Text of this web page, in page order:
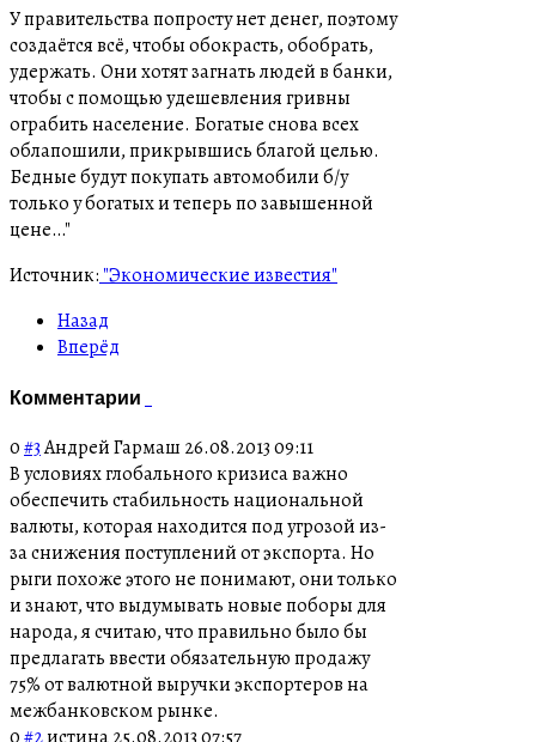
У правительства попросту нет денег, поэтому
создаётся всё, чтобы обокрасть, обобрать,
удержать. Они хотят загнать людей в банки,
чтобы с помощью удешевления гривны
ограбить население. Богатые снова всех
облапошили, прикрывшись благой целью.
Бедные будут покупать автомобили б/у
только у богатых и теперь по завышенной
цене…"
Источник: "Экономические известия"
Назад
Вперёд
Комментарии
0#3Андрей Гармаш 26.08.2013 09:11
В условиях глобального кризиса важно
обеспечить стабильность национальной
валюты, которая находится под угрозой из-
за снижения поступлений от экспорта. Но
рыги похоже этого не понимают, они только
и знают, что выдумывать новые поборы для
народа, я считаю, что правильно было бы
предлагать ввести обязательную продажу
75% от валютной выручки экспортеров на
межбанковском рынке.